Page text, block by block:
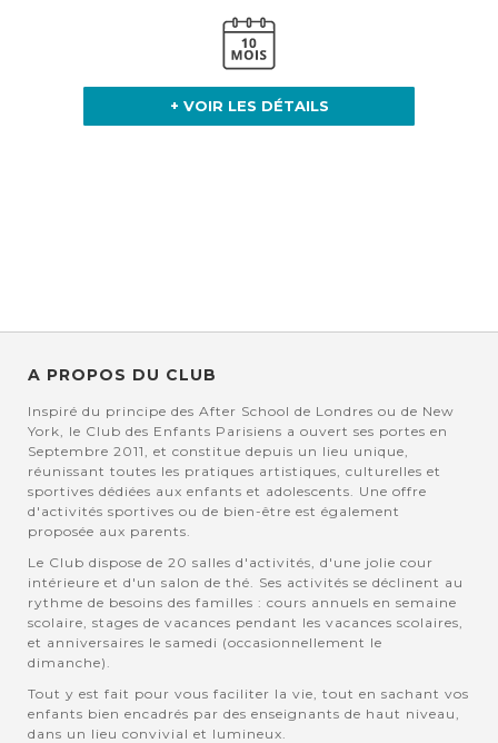
+ VOIR LES DÉTAILS
A PROPOS DU CLUB
Inspiré du principe des After School de Londres ou de New
York, le Club des Enfants Parisiens a ouvert ses portes en
Septembre 2011, et constitue depuis un lieu unique,
réunissant toutes les pratiques artistiques, culturelles et
sportives dédiées aux enfants et adolescents. Une offre
d'activités sportives ou de bien-être est également
proposée aux parents.
Le Club dispose de 20 salles d'activités, d'une jolie cour
intérieure et d'un salon de thé. Ses activités se déclinent au
rythme de besoins des familles : cours annuels en semaine
scolaire, stages de vacances pendant les vacances scolaires,
et anniversaires le samedi (occasionnellement le
dimanche).
Tout y est fait pour vous faciliter la vie, tout en sachant vos
enfants bien encadrés par des enseignants de haut niveau,
dans un lieu convivial et lumineux.